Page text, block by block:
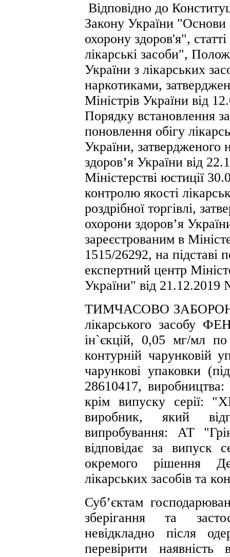
Відповідно до
Закону України "Основи
охорону здоров'я",
лікарські засоби",
України з лікарських
наркотиками,
Міністрів України від
Порядку встановлення
поновлення обігу
України, затвердженого
здоров’я України від
Міністерстві юстиції
контролю якості
роздрібної торгівлі,
охорони здоров’я
зареєстрованим в
1515/26292, на
експертний центр
України" від
ТИМЧАСОВО
лікарського засобу
ін`єкцій, 0,05 мг/мл
контурній чарунковій
чарункові упаковки
28610417, виробництва:
крім випуску серії:
виробник, який
випробування: АТ
відповідає за випуск
окремого рішення
лікарських засобів та
Суб’єктам
зберігання та
невідкладно після
перевірити наявність